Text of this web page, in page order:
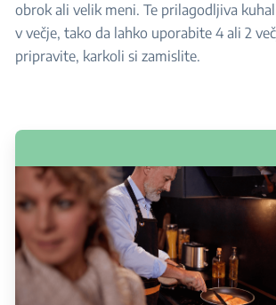
obrok ali velik meni. Te prilagodljiva
v večje, tako da lahko uporabite 4 ali 2
pripravite, karkoli si zamislite.